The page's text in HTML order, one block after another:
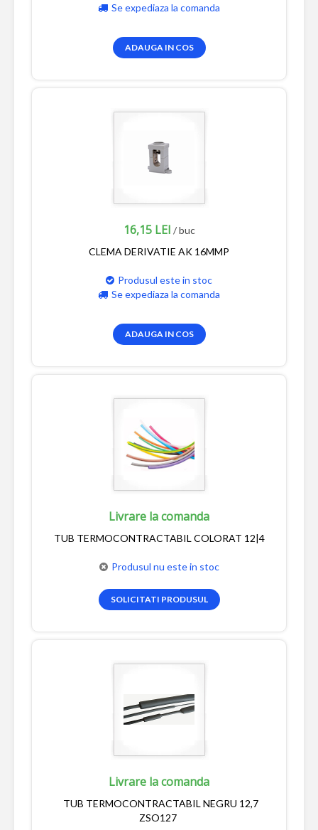
Se expediaza la comanda
ADAUGA IN COS
16,15 LEI / buc
CLEMA DERIVATIE AK 16MMP
Produsul este in stoc
Se expediaza la comanda
ADAUGA IN COS
Livrare la comanda
TUB TERMOCONTRACTABIL COLORAT 12|4
Produsul nu este in stoc
SOLICITATI PRODUSUL
Livrare la comanda
TUB TERMOCONTRACTABIL NEGRU 12,7
ZSO127